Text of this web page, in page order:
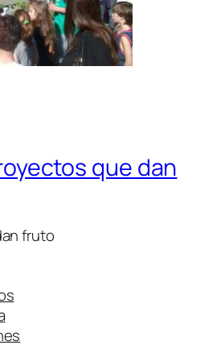
que dan
fruto